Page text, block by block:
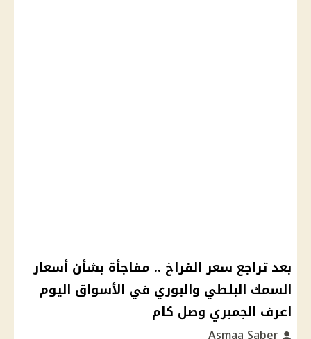
بعد تراجع سعر الفراخ .. مفاجأة بشأن أسعار
السمك البلطي والبوري في الأسواق اليوم
اعرف الجمبري وصل كام